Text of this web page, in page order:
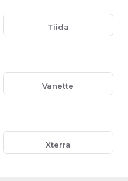
Tiida
Vanette
Xterra